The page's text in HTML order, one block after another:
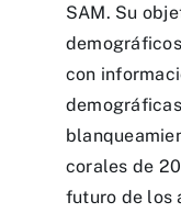
SAM. Su
con
corales de
futuro de los